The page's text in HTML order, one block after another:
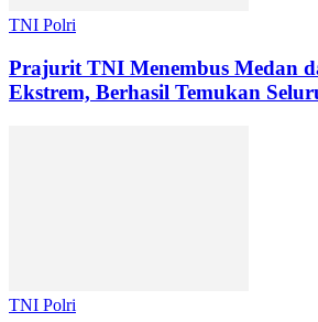
TNI Polri
Prajurit TNI Menembus Medan
Ekstrem, Berhasil Temukan
TNI Polri